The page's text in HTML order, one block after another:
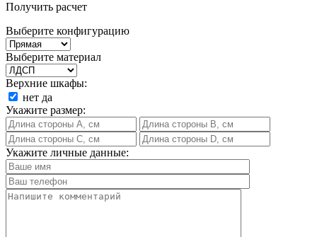
Получить расчет
Выберите конфигурацию
Выберите материал
Верхние шкафы:
нет да
Укажите размер:
Укажите личные данные: